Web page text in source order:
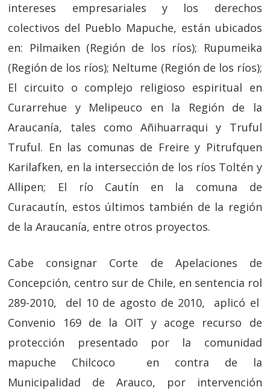
intereses empresariales y los derechos
colectivos del Pueblo Mapuche, están ubicados
en: Pilmaiken (Región de los ríos); Rupumeika
(Región de los ríos); Neltume (Región de los ríos);
El circuito o complejo religioso espiritual en
Curarrehue y Melipeuco en la Región de la
Araucanía, tales como Añihuarraqui y Truful
Truful. En las comunas de Freire y Pitrufquen
Karilafken, en la intersección de los ríos Toltén y
Allipen; El río Cautín en la comuna de
Curacautín, estos últimos también de la región
de la Araucanía, entre otros proyectos.
Cabe consignar Corte de Apelaciones de
Concepción, centro sur de Chile, en sentencia rol
289-2010, del 10 de agosto de 2010, aplicó el
Convenio 169 de la OIT y acoge recurso de
protección presentado por la comunidad
mapuche Chilcoco en contra de la
Municipalidad de Arauco, por intervención